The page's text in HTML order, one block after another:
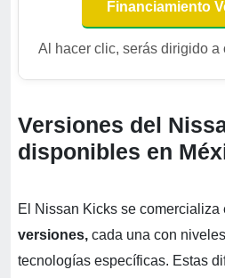
Financiamiento
Al hacer clic, serás dirigido a
Versiones del
disponibles en
El Nissan Kicks se comercializa
versiones, cada una con
tecnologías específicas. Estas